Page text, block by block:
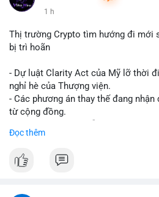
1 h
Thị trường Crypto tìm hướng đi mới
bị trì hoãn
- Dự luật Clarity Act của Mỹ lỡ thời
nghỉ hè của Thượng viện.
- Các phương án thay thế đang
từ cộng đồng.
về pháp lý.
#binancesquare
Đọc thêm